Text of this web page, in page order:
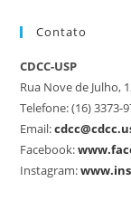
Contato
CDCC-USP
Rua Nove de Julho,
Telefone: (16) 3373-
Email:
Facebook:
Instagram: